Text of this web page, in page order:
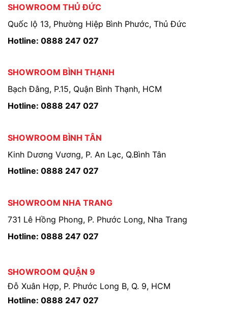
SHOWROOM THỦ ĐỨC
Quốc lộ 13, Phường Hiệp Bình Phước, Thủ Đức
Hotline: 0888 247 027
SHOWROOM BÌNH THẠNH
Bạch Đằng, P.15, Quận Bình Thạnh, HCM
Hotline: 0888 247 027
SHOWROOM BÌNH TÂN
Kinh Dương Vương, P. An Lạc, Q.Bình Tân
Hotline: 0888 247 027
SHOWROOM NHA TRANG
731 Lê Hồng Phong, P. Phước Long, Nha Trang
Hotline: 0888 247 027
SHOWROOM QUẬN 9
Đỗ Xuân Hợp, P. Phước Long B, Q. 9, HCM
Hotline: 0888 247 027